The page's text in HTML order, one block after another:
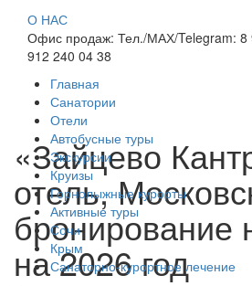
О НАС
Офис продаж: Тел./МАХ/Telegram: 8
912 240 04 38
Главная
Санатории
Отели
Автобусные туры
Экскурсии
Круизы
Горнолыжные курорты
Активные туры
Сочи
Крым
Санаторно-курортное лечение
«Зайцево
отель,
бронирование
на 2026 год